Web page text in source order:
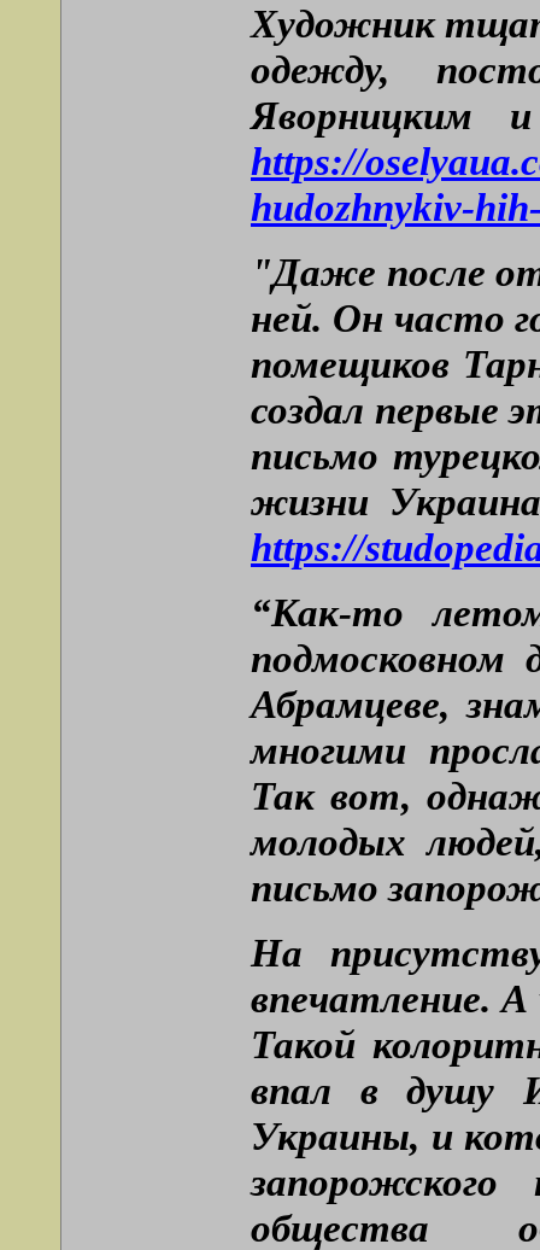
Художник
одежду,
Яворницким
https://
hudozhnykiv-
"Даже после
ней. Он часто
помещиков
создал
письмо
жизни
https://
“Как-то
подмосковном
Абрамцеве,
многими
Так вот,
молодых
письмо
На
впечатление.
Такой
впал в душу
Украины, и
запорожского
общества